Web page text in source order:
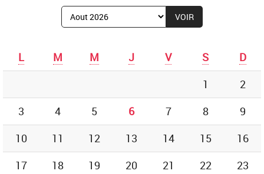
Afficher
le
de
:
L M M J V S
D
1
2
3
4 5 6 7 8
9
10
11 12 13 14 15
16
17
18 19 20 21 22
23